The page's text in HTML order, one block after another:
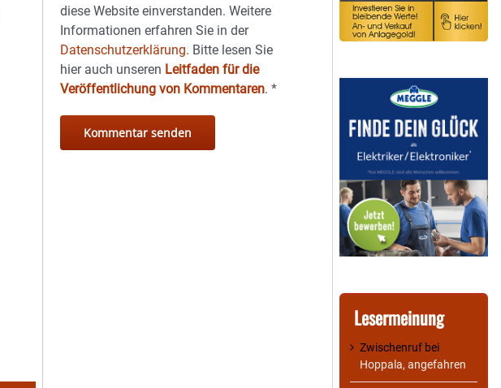
diese Website einverstanden. Weitere
Informationen erfahren Sie in der
Datenschutzerklärung. Bitte lesen Sie
hier auch unseren Leitfaden für die
Veröffentlichung von Kommentaren.*
Lesermeinung
Zwischenruf bei
Hoppala, angefahren